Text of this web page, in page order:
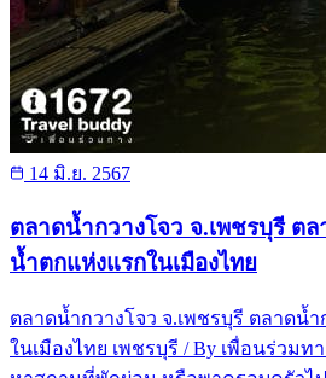
14 มิ.ย. 2567
ตลาดน้ำกวางโจว จ.เพชรบุรี ต
น้ำตกแห่งแรกในเมืองไทย
ตลาดน้ำกวางโจว จ.เพชรบุรี ตลาดน้
ในเมืองไทย เพชรบุรี / By เพื่อนร่วมทา